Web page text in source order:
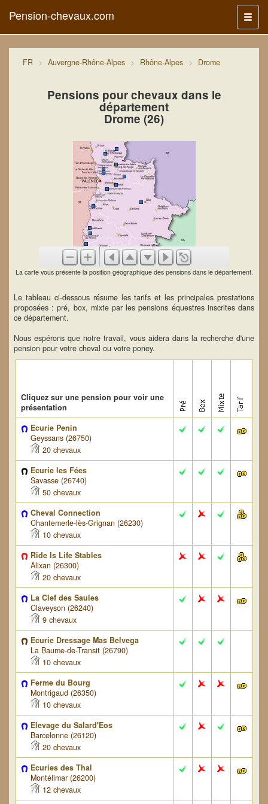
Menu
Pension-chevaux.com
FR Auvergne-Rhône-Alpes Rhône-Alpes Drome
Pensions pour chevaux dans le
département
Drome (26)
La carte vous présente la position géographique des pensions dans le département.
Le tableau ci-dessous résume les tarifs et les principales prestations
proposées : pré, box, mixte par les pensions équestres inscrites dans
ce département.
Nous espérons que notre travail, vous aidera dans la recherche d'une
pension pour votre cheval ou votre poney.
Cliquez sur une pension pour voir une
présentation
Ecurie Penin
Geyssans (26750)
20 chevaux
Ecurie les Fées
Savasse (26740)
50 chevaux
Cheval Connection
Chantemerle-lès-Grignan (26230)
10 chevaux
Ride Is Life Stables
Alixan (26300)
20 chevaux
La Clef des Saules
Claveyson (26240)
9 chevaux
Ecurie Dressage Mas Belvega
La Baume-de-Transit (26790)
10 chevaux
Ferme du Bourg
Montrigaud (26350)
10 chevaux
Elevage du Salard'Eos
Barcelonne (26120)
20 chevaux
Ecuries des Thal
Montélimar (26200)
12 chevaux